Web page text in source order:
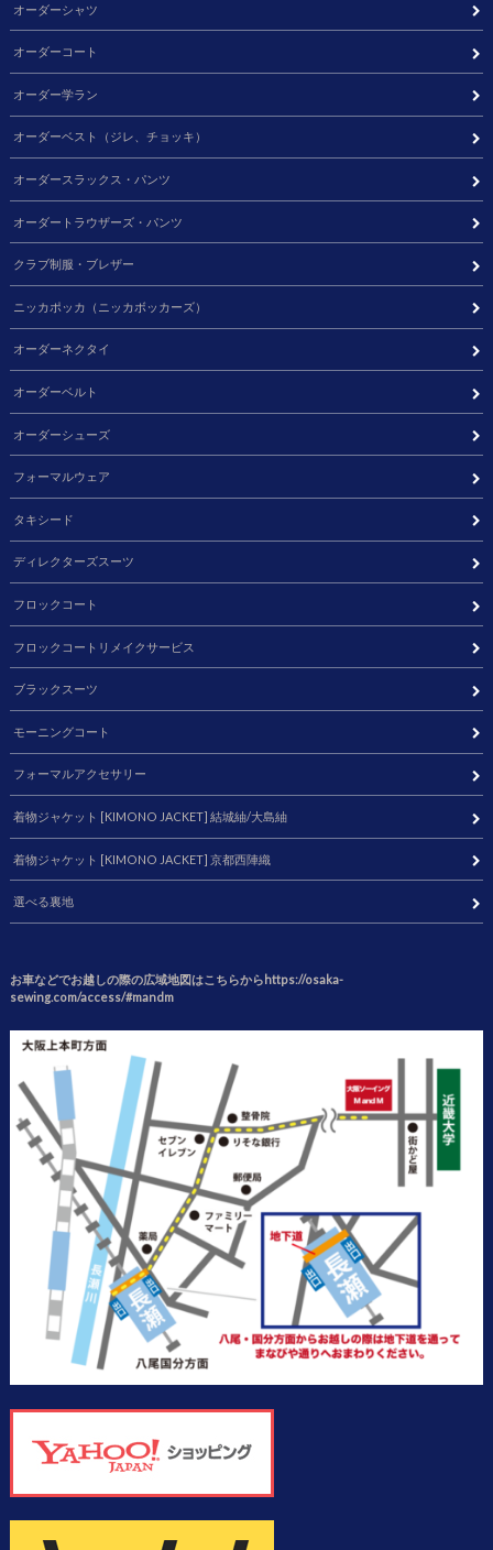
オーダーシャツ
オーダーコート
オーダー学ラン
オーダーベスト（ジレ、チョッキ）
オーダースラックス・パンツ
オーダートラウザーズ・パンツ
クラブ制服・ブレザー
ニッカポッカ（ニッカボッカーズ）
オーダーネクタイ
オーダーベルト
オーダーシューズ
フォーマルウェア
タキシード
ディレクターズスーツ
フロックコート
フロックコートリメイクサービス
ブラックスーツ
モーニングコート
フォーマルアクセサリー
着物ジャケット [KIMONO JACKET] 結城紬/大島紬
着物ジャケット [KIMONO JACKET] 京都西陣織
選べる裏地
お車などでお越しの際の広域地図はこちらからhttps://osaka-
sewing.com/access/#mandm